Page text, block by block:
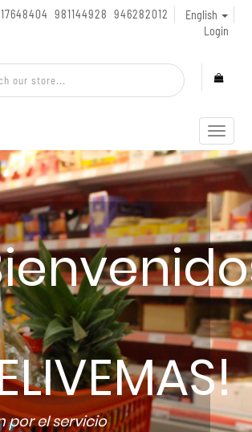
981144928 946282012
English
Login
por el servicio